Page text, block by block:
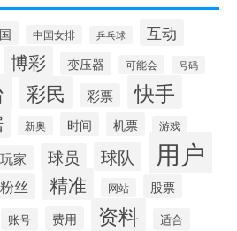
中国女排 乒乓球 互动
博彩 变压器 可能会 号码
彩民 彩票 快手
新奥 时间 机票 游戏
玩家 球员 球队 用户
粉丝 精准 网站 股票
账号 费用 资料 适合